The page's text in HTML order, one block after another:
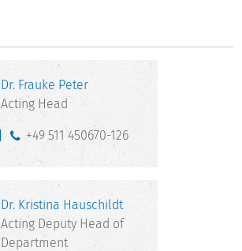
Dr. Frauke Peter
Acting Head
+49 511 450670-126
Dr. Kristina Hauschildt
Acting Deputy Head of
Department